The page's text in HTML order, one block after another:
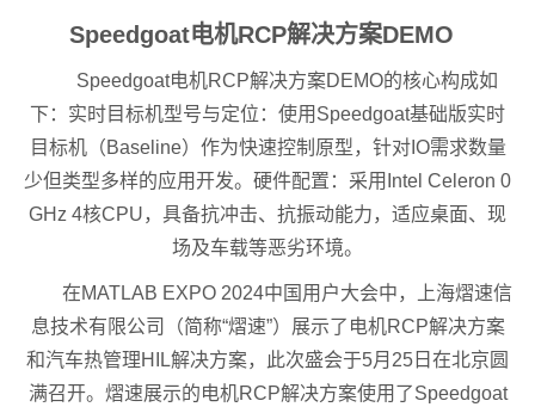
Speedgoat电机RCP解决方案DEMO
Speedgoat电机RCP解决方案DEMO的核心构成如
下：实时目标机型号与定位：使用Speedgoat基础版实时
目标机（Baseline）作为快速控制原型，针对IO需求数量
少但类型多样的应用开发。硬件配置：采用Intel Celeron 0
GHz 4核CPU，具备抗冲击、抗振动能力，适应桌面、现
场及车载等恶劣环境。
在MATLAB EXPO 2024中国用户大会中，上海熠速信
息技术有限公司（简称“熠速”）展示了电机RCP解决方案
和汽车热管理HIL解决方案，此次盛会于5月25日在北京圆
满召开。熠速展示的电机RCP解决方案使用了Speedgoat